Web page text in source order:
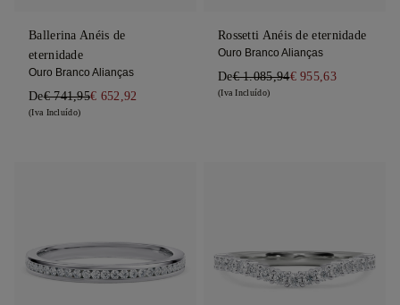
Ballerina Anéis de
eternidade
Ouro Branco Alianças
De€ 741,95€ 652,92
(Iva Incluído)
Rossetti Anéis de eternidade
Ouro Branco Alianças
De€ 1.085,94€ 955,63
(Iva Incluído)